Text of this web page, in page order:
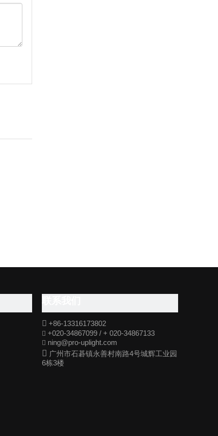
 +86-13316173802
 +020-34867099 / + 020-34867133
 ning@pro-uplight.com
 广州市石碁镇永善村南路4号城辉工业园
6栋3楼